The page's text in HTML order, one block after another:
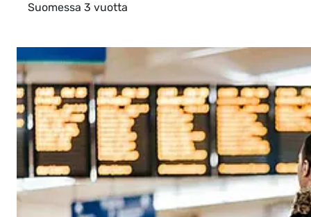
Suomessa 3 vuotta